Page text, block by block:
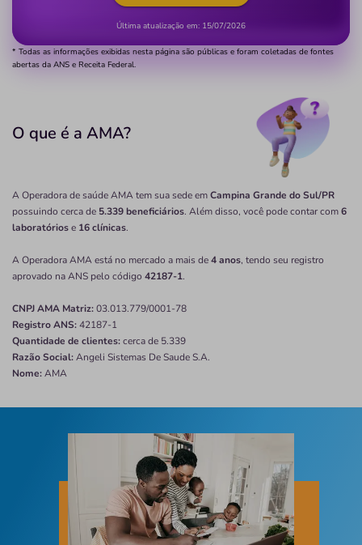
Última atualização em: 15/07/2026
* Todas as informações exibidas nesta página são públicas e foram coletadas de fontes
abertas da ANS e Receita Federal.
O que é a AMA?
A Operadora de saúde AMA tem sua sede emCampina Grande do Sul/PR
possuindo cerca de 5.339 beneficiários. Além disso, você pode contar com6
laboratóriose 16 clínicas.
A Operadora AMA está no mercado a mais de4 anos, tendo seu registro
aprovado na ANS pelo código 42187-1.
CNPJAMA Matriz:03.013.779/0001-78
Registro ANS:42187-1
Quantidade de clientes:cerca de 5.339
Razão Social:Angeli Sistemas De Saude S.A.
Nome:AMA